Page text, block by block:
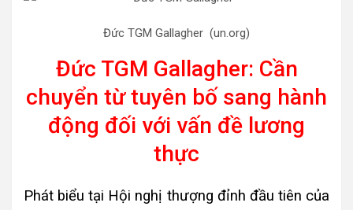
Đức TGM Gallagher (un.org)
Đức TGM Gallagher: Cần
chuyển từ tuyên bố sang hành
động đối với vấn đề lương
thực
Phát biểu tại Hội nghị thượng đỉnh đầu tiên của